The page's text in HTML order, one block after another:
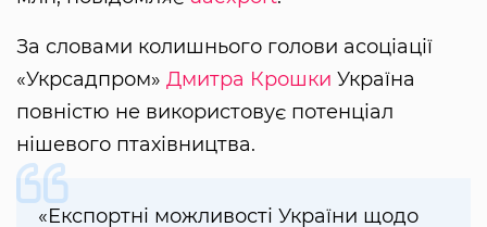
За словами колишнього голови асоціації
«Укрсадпром» Дмитра Крошки Україна
повністю не використовує потенціал
нішевого птахівництва.
«Експортні можливості України щодо